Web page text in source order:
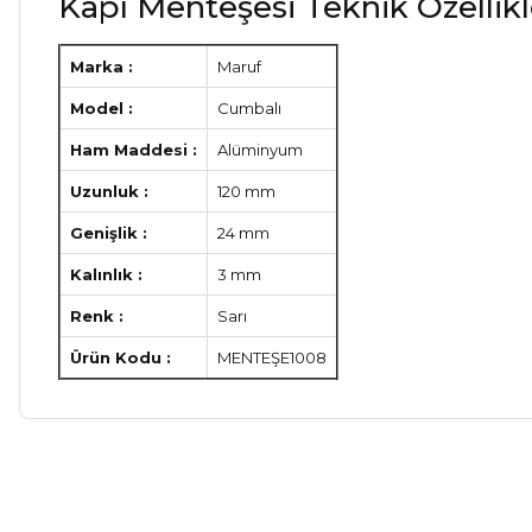
Marka : Maruf
Model : Cumbalı
Ham Maddesi : Alüminyum
Uzunluk : 120 mm
Genişlik : 24 mm
Kalınlık : 3 mm
Renk : Sarı
Ürün Kodu : MENTEŞE1008